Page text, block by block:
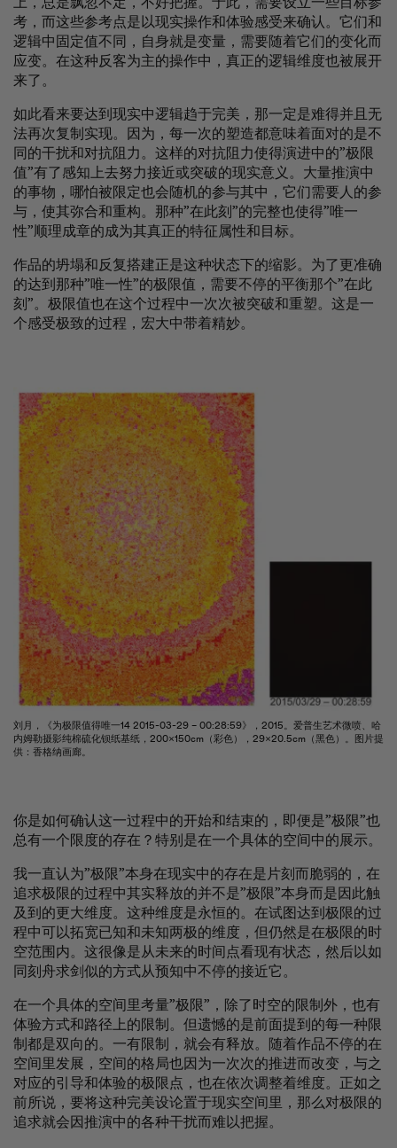
上，总是飘忽不定，不好把握。于此，需要设立一些目标参
考，而这些参考点是以现实操作和体验感受来确认。它们和
逻辑中固定值不同，自身就是变量，需要随着它们的变化而
应变。在这种反客为主的操作中，真正的逻辑维度也被展开
来了。
如此看来要达到现实中逻辑趋于完美，那一定是难得并且无
法再次复制实现。因为，每一次的塑造都意味着面对的是不
同的干扰和对抗阻力。这样的对抗阻力使得演进中的”极限
值”有了感知上去努力接近或突破的现实意义。大量推演中
的事物，哪怕被限定也会随机的参与其中，它们需要人的参
与，使其弥合和重构。那种”在此刻”的完整也使得”唯一
性”顺理成章的成为其真正的特征属性和目标。
作品的坍塌和反复搭建正是这种状态下的缩影。为了更准确
的达到那种”唯一性”的极限值，需要不停的平衡那个”在此
刻”。极限值也在这个过程中一次次被突破和重塑。这是一
个感受极致的过程，宏大中带着精妙。
刘月，《为极限值得唯一14 2015-03-29 – 00:28:59》，2015。爱普生艺术微喷、哈
内姆勒摄影纯棉硫化钡纸基纸，200×150cm（彩色），29×20.5cm（黑色）。图片提
供：香格纳画廊。
你是如何确认这一过程中的开始和结束的，即便是”极限”也
总有一个限度的存在？特别是在一个具体的空间中的展示。
我一直认为”极限”本身在现实中的存在是片刻而脆弱的，在
追求极限的过程中其实释放的并不是”极限”本身而是因此触
及到的更大维度。这种维度是永恒的。在试图达到极限的过
程中可以拓宽已知和未知两极的维度，但仍然是在极限的时
空范围内。这很像是从未来的时间点看现有状态，然后以如
同刻舟求剑似的方式从预知中不停的接近它。
在一个具体的空间里考量”极限”，除了时空的限制外，也有
体验方式和路径上的限制。但遗憾的是前面提到的每一种限
制都是双向的。一有限制，就会有释放。随着作品不停的在
空间里发展，空间的格局也因为一次次的推进而改变，与之
对应的引导和体验的极限点，也在依次调整着维度。正如之
前所说，要将这种完美设论置于现实空间里，那么对极限的
追求就会因推演中的各种干扰而难以把握。